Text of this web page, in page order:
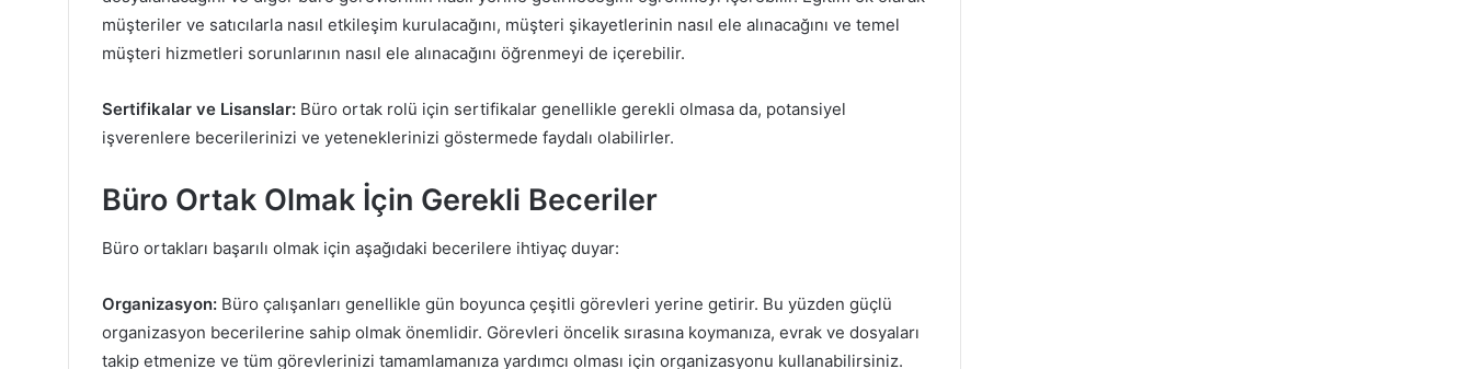
müşteriler ve satıcılarla nasıl etkileşim kurulacağını, müşteri şikayetlerinin nasıl ele alınacağını ve temel
müşteri hizmetleri sorunlarının nasıl ele alınacağını öğrenmeyi de içerebilir.
Sertifikalar ve Lisanslar: Büro ortak rolü için sertifikalar genellikle gerekli olmasa da, potansiyel
işverenlere becerilerinizi ve yeteneklerinizi göstermede faydalı olabilirler.
Büro Ortak Olmak İçin Gerekli Beceriler
Büro ortakları başarılı olmak için aşağıdaki becerilere ihtiyaç duyar:
Organizasyon: Büro çalışanları genellikle gün boyunca çeşitli görevleri yerine getirir. Bu yüzden güçlü
organizasyon becerilerine sahip olmak önemlidir. Görevleri öncelik sırasına koymanıza, evrak ve dosyaları
takip etmenize ve tüm görevlerinizi tamamlamanıza yardımcı olması için organizasyonu kullanabilirsiniz.